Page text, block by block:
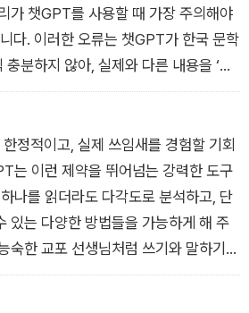
가 챗GPT를 사용할 때 가장 주의해야
다. 이러한 오류는 챗GPT가 한국 문학
분하지 않아, 실제와 다른 내용을 ‘그
낼 때 발생합니다. (…) 따라서 챗GPT
고 생각하기보다 ‘하나의 의견’으로 받
드시 교과서나 인터넷 등을 통해 내용
, 즉 ‘교차검증’이 중요합니다.
이 감상하고 분석하기
정적이고, 실제 쓰임새를 경험할 기회
는 이런 제약을 뛰어넘는 강력한 도구
나를 읽더라도 다각도로 분석하고, 단
있는 다양한 방법들을 가능하게 해 주
숙한 교포 선생님처럼 쓰기와 말하기
요.
장씩 늘리는 스피킹